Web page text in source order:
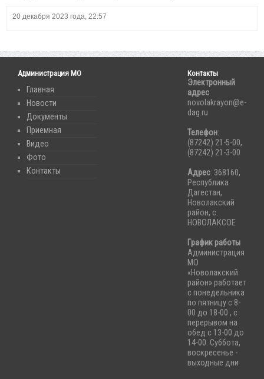
20 декабря 2023 года, 22:57
Администрация МО
Главная
Новости
Документы
Приемная
Видео
Фото
Контакты
Контакты
Электронный
адрес:
novolakrayon@e-
dag.ru
Телефон:
(87242) 21-5-00,
(87242) 21-3-00
Адрес: 368160,
Республика
Дагестан,
Новолакский
район, с.
НОВОЛАКСОЕ
График работы
Администрация
МО
«Новолакский
район» работает
с понедельника
по пятницу с 8-
00 до 18-00 , с
перерывом на
обед с 13-00 до
14-00. Суббота,
воскресенье -
выходные дни